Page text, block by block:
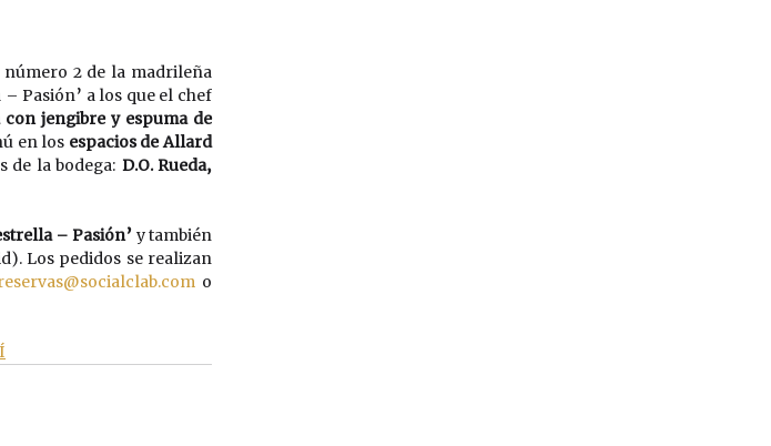
número 2 de la madrileña
Pasión’ a los que el chef
con jengibre y espuma de
en los espacios de Allard
de la bodega: D.O. Rueda,
– Pasión’ y también
Los pedidos se realizan
o